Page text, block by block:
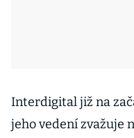
Interdigital již na
jeho vedení zvažuje